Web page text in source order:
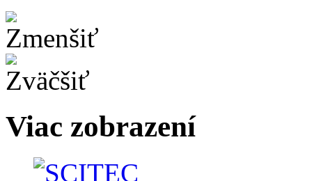
Viac zobrazení